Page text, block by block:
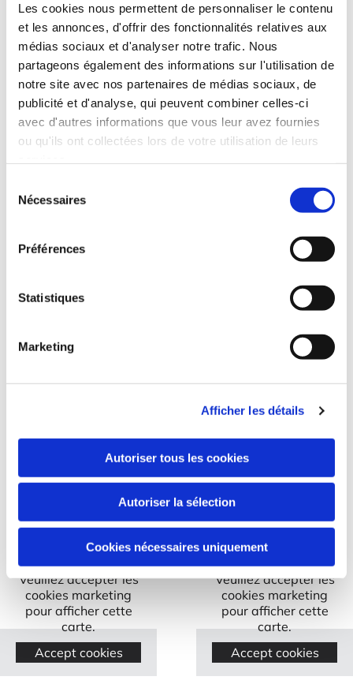
Les cookies nous permettent de personnaliser le contenu
et les annonces, d'offrir des fonctionnalités relatives aux
médias sociaux et d'analyser notre trafic. Nous
partageons également des informations sur l'utilisation de
notre site avec nos partenaires de médias sociaux, de
publicité et d'analyse, qui peuvent combiner celles-ci
avec d'autres informations que vous leur avez fournies
ou qu'ils ont collectées lors de votre utilisation de leurs
Nécessaires
Préférences
Statistiques
Marketing
Afficher les détails
Autoriser tous les cookies
Autoriser la sélection
Cookies nécessaires uniquement
Téléphone*
Email*
Message
En soumettant ce formulaire, vous acceptez que
Magasin du
Lavandou
Veuillez accepter les
cookies marketing
pour afficher cette
carte.
Accept cookies
Atelier de
Toulon
Veuillez accepter les
cookies marketing
pour afficher cette
carte.
Accept cookies